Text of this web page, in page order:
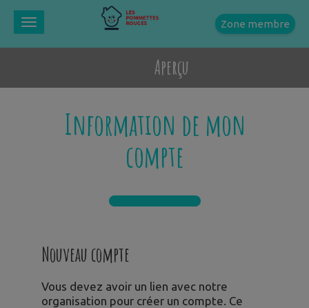
Toggle
navigation
Zone membre
Aperçu
Information de mon
compte
Nouveau compte
Vous devez avoir un lien avec notre
organisation pour créer un compte. Ce